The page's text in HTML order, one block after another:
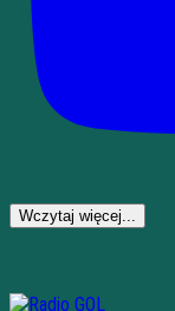
Wczytaj więcej...